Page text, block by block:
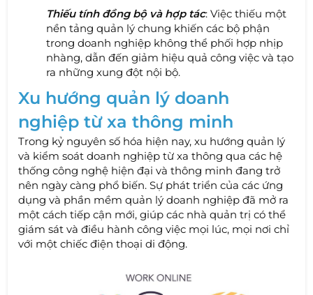
Thiếu tính đồng bộ và hợp tác: Việc thiếu một
nền tảng quản lý chung khiến các bộ phận
trong doanh nghiệp không thể phối hợp nhịp
nhàng, dẫn đến giảm hiệu quả công việc và tạo
ra những xung đột nội bộ.
Xu hướng quản lý doanh
nghiệp từ xa thông minh
Trong kỷ nguyên số hóa hiện nay, xu hướng quản lý
và kiểm soát doanh nghiệp từ xa thông qua các hệ
thống công nghệ hiện đại và thông minh đang trở
nên ngày càng phổ biến. Sự phát triển của các ứng
dụng và phần mềm quản lý doanh nghiệp đã mở ra
một cách tiếp cận mới, giúp các nhà quản trị có thể
giám sát và điều hành công việc mọi lúc, mọi nơi chỉ
với một chiếc điện thoại di động.